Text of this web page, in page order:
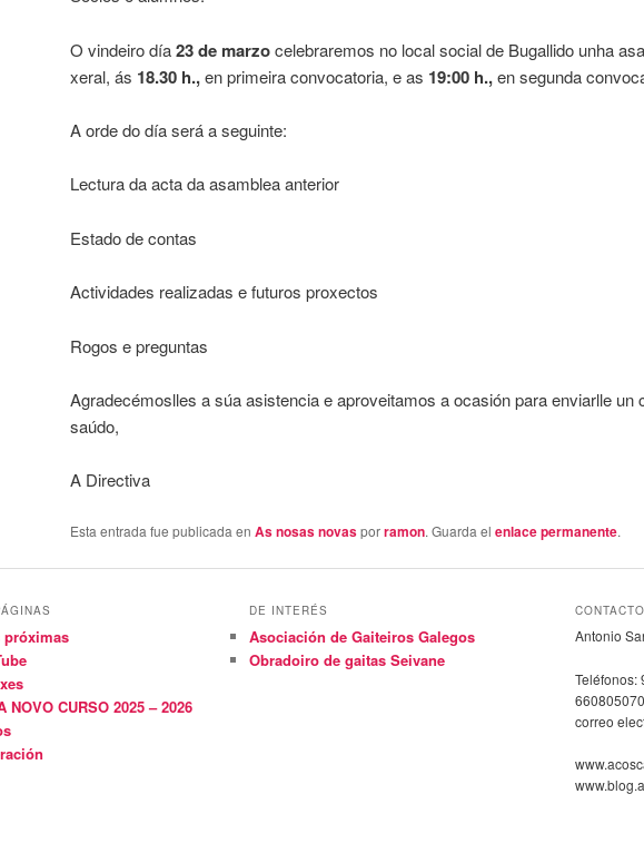
O vindeiro día23 de marzocelebraremos no local social de Bugallido unha
xeral, ás 18.30 h.,en primeira convocatoria, e as 19:00 h.,en segunda
A orde do día será a seguinte:
Lectura da acta da asamblea anterior
Estado de contas
Actividades realizadas e futuros proxectos
Rogos e preguntas
Agradecémoslles a súa asistencia e aproveitamos a ocasión para enviarlle un
saúdo,
A Directiva
Esta entrada fue publicada en As nosas novasporramon. Guarda el enlace permanente.
próximas
NOVO CURSO 2025 – 2026
DE INTERÉS
Asociación de Gaiteiros Galegos
Obradoiro de gaitas Seivane
CONTACTO
Antonio
Teléfonos:
660805070
correo